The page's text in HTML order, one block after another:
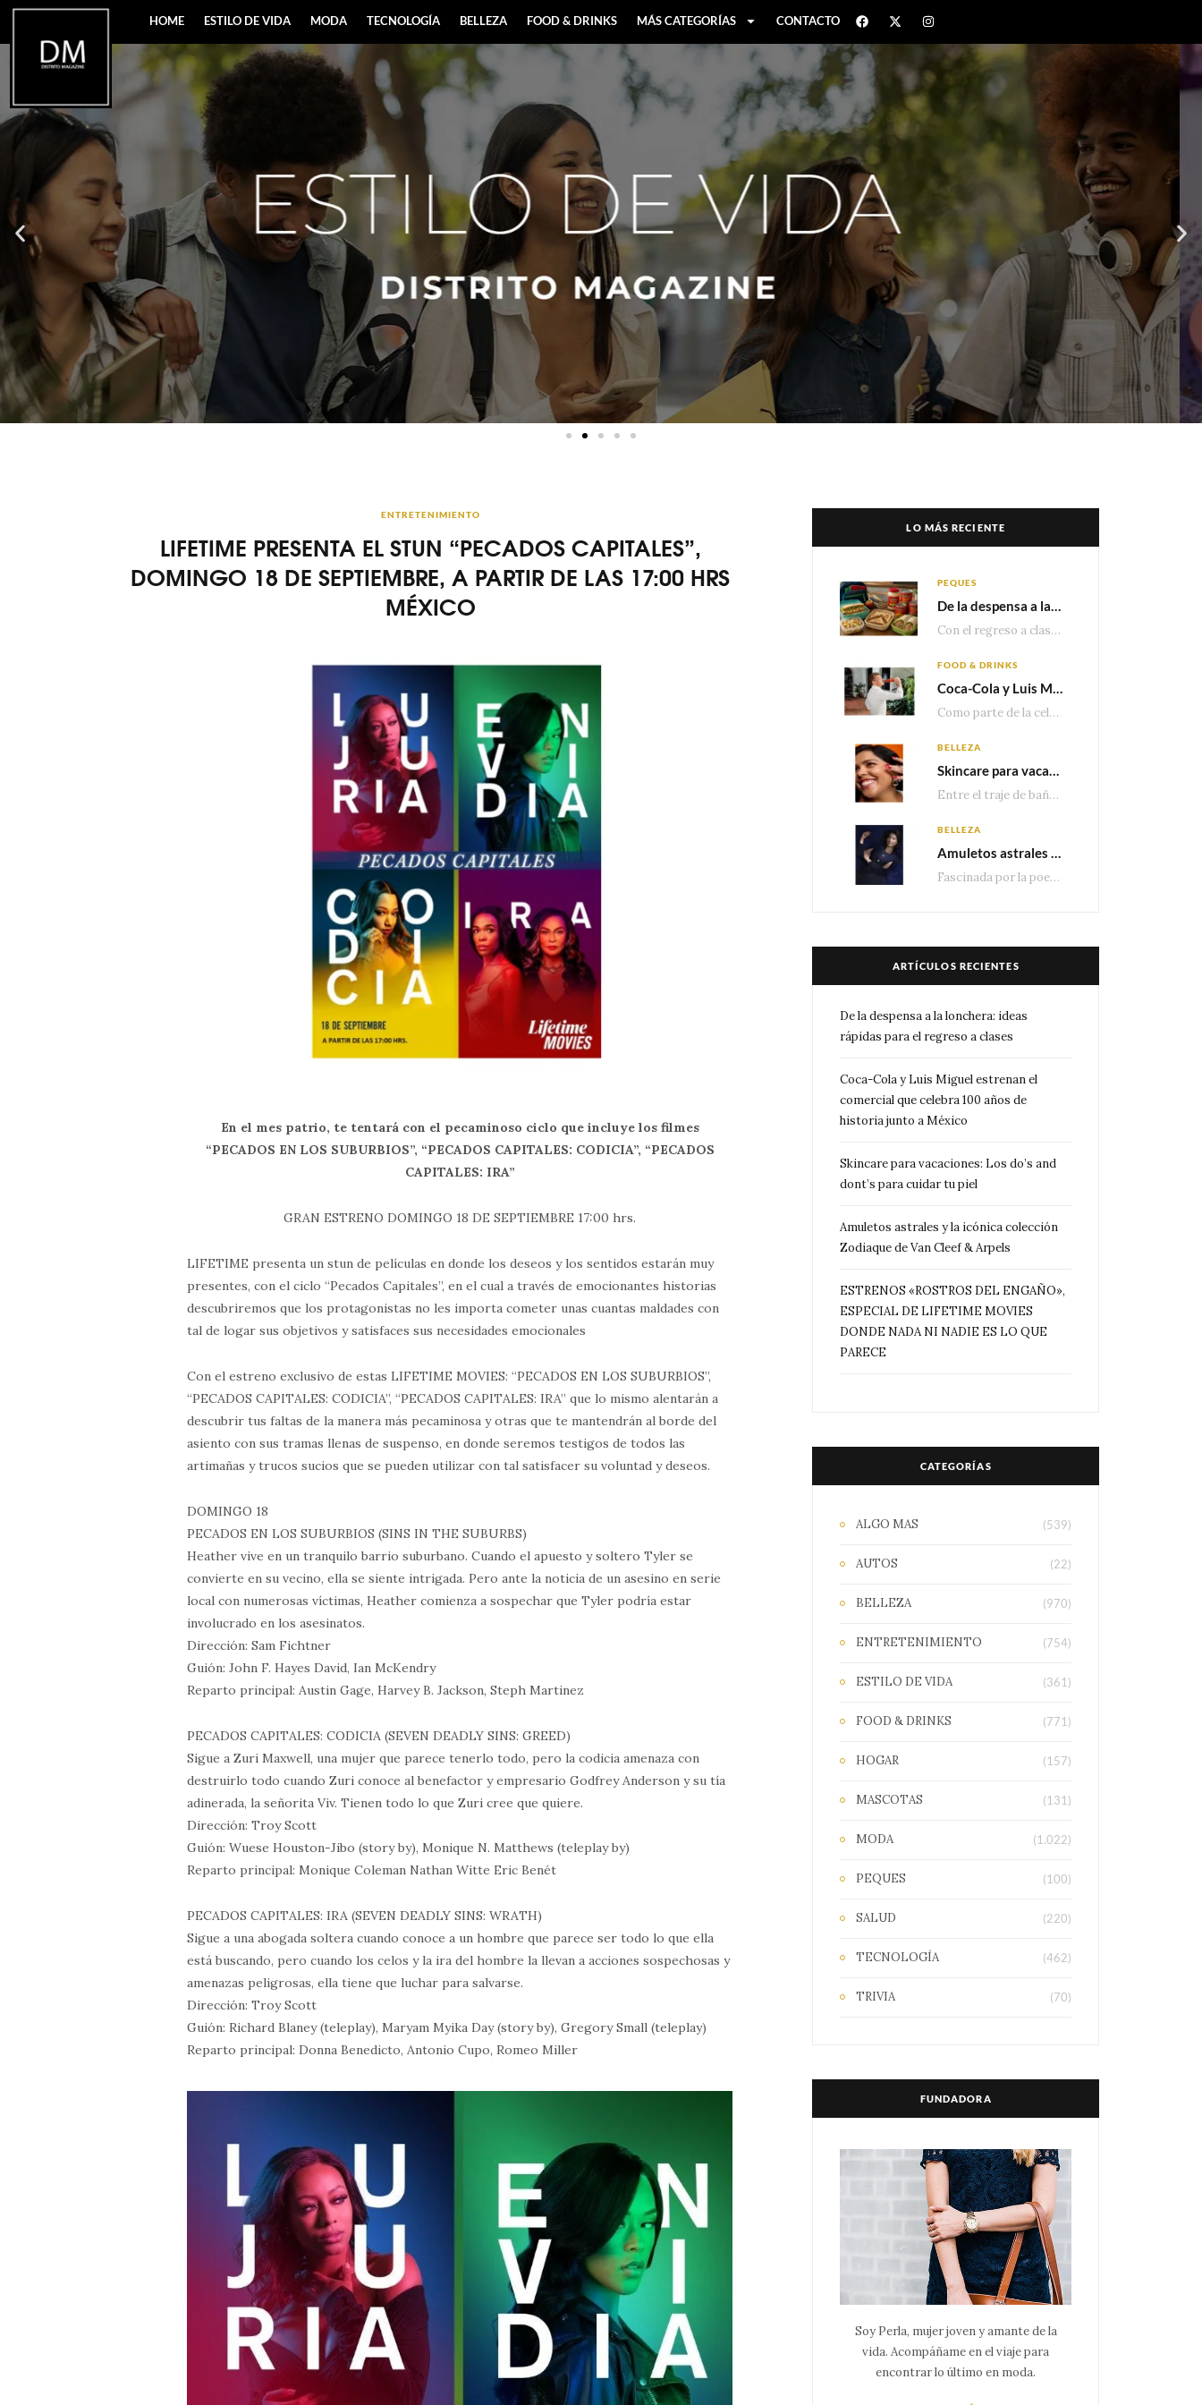
HOME ESTILO DE VIDA MODA TECNOLOGÍA BELLEZA FOOD & DRINKS MÁS CATEGORÍAS CONTACTO
ENTRETENIMIENTO
LIFETIME PRESENTA EL STUN “PECADOS CAPITALES”,
DOMINGO 18 DE SEPTIEMBRE, A PARTIR DE LAS 17:00 HRS
MÉXICO
En el mes patrio, te tentará con el pecaminoso ciclo que incluye los filmes
“PECADOS EN LOS SUBURBIOS”, “PECADOS CAPITALES: CODICIA”, “PECADOS
CAPITALES: IRA”
GRAN ESTRENO DOMINGO 18 DE SEPTIEMBRE 17:00 hrs.
LIFETIME presenta un stun de películas en donde los deseos y los sentidos estarán muy
presentes, con el ciclo “Pecados Capitales”, en el cual a través de emocionantes historias
descubriremos que los protagonistas no les importa cometer unas cuantas maldades con
tal de logar sus objetivos y satisfaces sus necesidades emocionales
Con el estreno exclusivo de estas LIFETIME MOVIES: “PECADOS EN LOS SUBURBIOS”,
“PECADOS CAPITALES: CODICIA”, “PECADOS CAPITALES: IRA” que lo mismo alentarán a
descubrir tus faltas de la manera más pecaminosa y otras que te mantendrán al borde del
asiento con sus tramas llenas de suspenso, en donde seremos testigos de todos las
artimañas y trucos sucios que se pueden utilizar con tal satisfacer su voluntad y deseos.
DOMINGO 18
PECADOS EN LOS SUBURBIOS (SINS IN THE SUBURBS)
Heather vive en un tranquilo barrio suburbano. Cuando el apuesto y soltero Tyler se
convierte en su vecino, ella se siente intrigada. Pero ante la noticia de un asesino en serie
local con numerosas víctimas, Heather comienza a sospechar que Tyler podría estar
involucrado en los asesinatos.
Dirección: Sam Fichtner
Guión: John F. Hayes David, Ian McKendry
Reparto principal: Austin Gage, Harvey B. Jackson, Steph Martinez
PECADOS CAPITALES: CODICIA (SEVEN DEADLY SINS: GREED)
Sigue a Zuri Maxwell, una mujer que parece tenerlo todo, pero la codicia amenaza con
destruirlo todo cuando Zuri conoce al benefactor y empresario Godfrey Anderson y su tía
adinerada, la señorita Viv. Tienen todo lo que Zuri cree que quiere.
Dirección: Troy Scott
Guión: Wuese Houston-Jibo (story by), Monique N. Matthews (teleplay by)
Reparto principal: Monique Coleman Nathan Witte Eric Benét
PECADOS CAPITALES: IRA (SEVEN DEADLY SINS: WRATH)
Sigue a una abogada soltera cuando conoce a un hombre que parece ser todo lo que ella
está buscando, pero cuando los celos y la ira del hombre la llevan a acciones sospechosas y
amenazas peligrosas, ella tiene que luchar para salvarse.
Dirección: Troy Scott
Guión: Richard Blaney (teleplay), Maryam Myika Day (story by), Gregory Small (teleplay)
Reparto principal: Donna Benedicto, Antonio Cupo, Romeo Miller
LO MÁS RECIENTE
PEQUES
De la despensa a la lonchera: ideas rápidas para el regreso a clases
Con el regreso a clases cada vez más cerca, las familias comienzan a reorganizar horarios,…
FOOD & DRINKS
Coca-Cola y Luis Miguel estrenan el comercial que celebra 100 años de historia junto a México
Como parte de la celebración por sus primeros 100 años enMéxico, Coca-Cola presenta hoy el…
BELLEZA
Skincare para vacaciones: Los do’s and dont’s para cuidar tu piel
Entre el traje de baño, las sandalias, los lentes de sol y los looks que…
BELLEZA
Amuletos astrales y la icónica colección Zodiaque de Van Cleef & Arpels
Fascinada por la poesía de las estrellas, la Maison Van Cleef & Arpels celebra la llegada de las…
ARTÍCULOS RECIENTES
De la despensa a la lonchera: ideas
rápidas para el regreso a clases
Coca-Cola y Luis Miguel estrenan el
comercial que celebra 100 años de
historia junto a México
Skincare para vacaciones: Los do’s and
dont’s para cuidar tu piel
Amuletos astrales y la icónica colección
Zodiaque de Van Cleef & Arpels
ESTRENOS «ROSTROS DEL ENGAÑO»,
ESPECIAL DE LIFETIME MOVIES
DONDE NADA NI NADIE ES LO QUE
PARECE
CATEGORÍAS
ALGO MAS (539)
AUTOS (22)
BELLEZA (970)
ENTRETENIMIENTO (754)
ESTILO DE VIDA (361)
FOOD & DRINKS (771)
HOGAR (157)
MASCOTAS (131)
MODA (1.022)
PEQUES (100)
SALUD (220)
TECNOLOGÍA (462)
TRIVIA (70)
FUNDADORA
Soy Perla, mujer joven y amante de la
vida. Acompáñame en el viaje para
encontrar lo último en moda.